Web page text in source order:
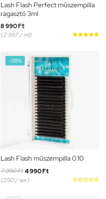
Lash Flash Perfect műszempilla
ragasztó 3ml

8 990 Ft
(2 997 / ml)
-38%
Lash Flash műszempilla 0.10

7 990 Ft 4 990 Ft
(250 / sor)